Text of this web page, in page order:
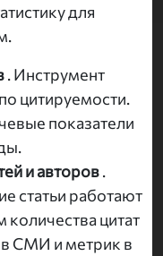
для
. Инструмент
цитируемости.
показатели
и авторов.
статьи работают
цитат
СМИ и метрик в